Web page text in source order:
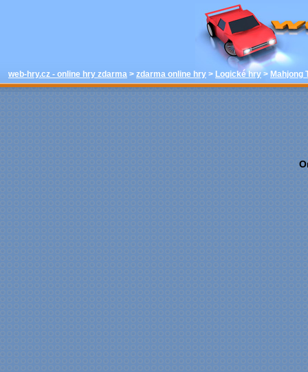
web-hry.cz - online hry zdarma > zdarma online hry > Logické hry> Mahjong
hrát -
zdarma